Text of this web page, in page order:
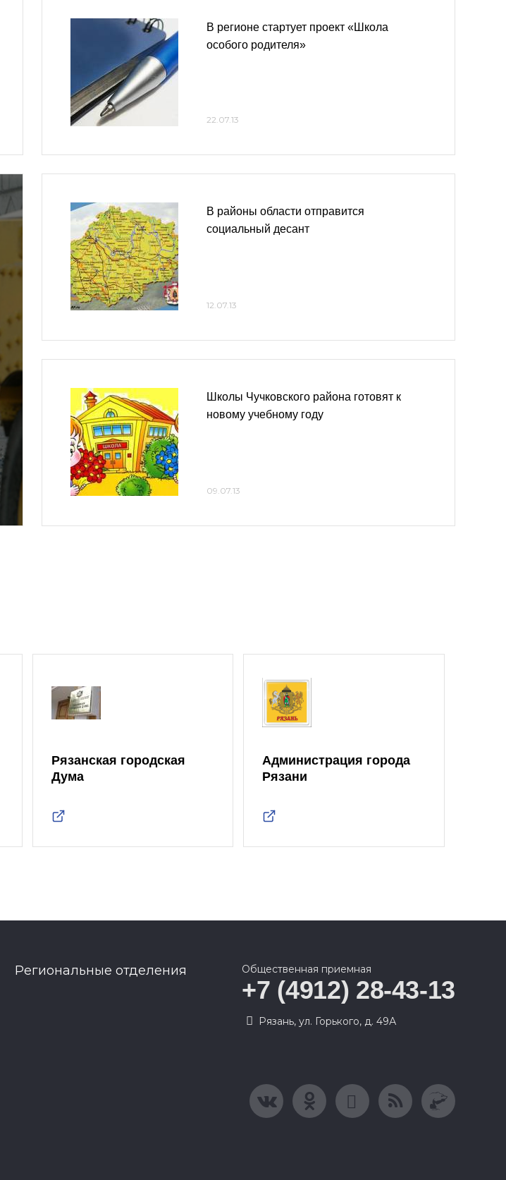
В регионе стартует проект «Школа
особого родителя»
22.07.13
В районы области отправится
социальный десант
12.07.13
Школы Чучковского района готовят к
новому учебному году
09.07.13
Рязанская городская
Дума
Администрация города
Рязани
Региональные отделения Общественная приемная
+7 (4912) 28-43-13
Рязань, ул. Горького, д. 49А